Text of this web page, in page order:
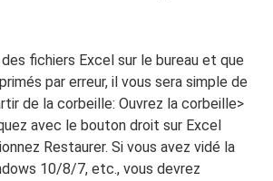
fichiers Excel sur le bureau et que
par erreur, il vous sera simple de
de la corbeille: Ouvrez la corbeille>
avec le bouton droit sur Excel
Restaurer. Si vous avez vidé la
10/8/7, etc., vous devrez